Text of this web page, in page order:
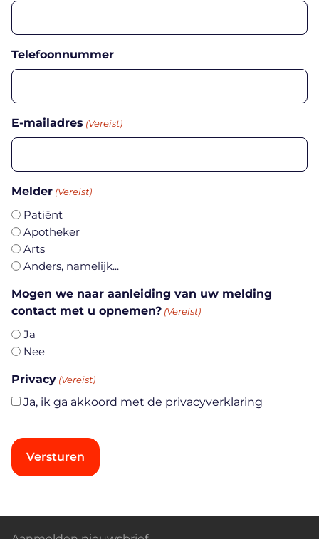
Telefoonnummer
E-mailadres (Vereist)
Melder (Vereist)
Patiënt
Apotheker
Arts
Anders, namelijk...
Mogen we naar aanleiding van uw melding
contact met u opnemen? (Vereist)
Ja
Nee
Privacy (Vereist)
Ja, ik ga akkoord met de privacyverklaring